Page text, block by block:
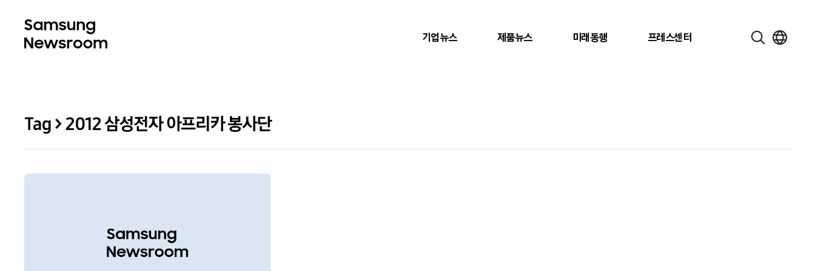
기업뉴스 제품뉴스 미래동행 프레스센터
Tag > 2012 삼성전자 아프리카 봉사단